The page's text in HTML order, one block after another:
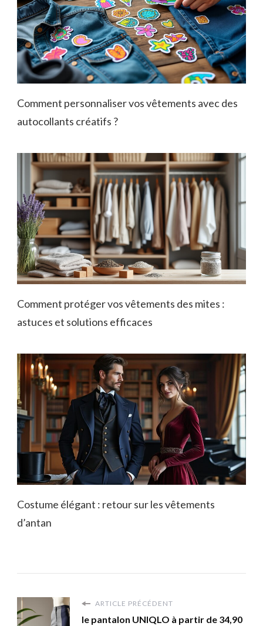
Comment personnaliser vos vêtements avec des
autocollants créatifs ?
Comment protéger vos vêtements des mites :
astuces et solutions efficaces
Costume élégant : retour sur les vêtements
d’antan
ARTICLE PRÉCÉDENT
le pantalon UNIQLO à partir de 34,90